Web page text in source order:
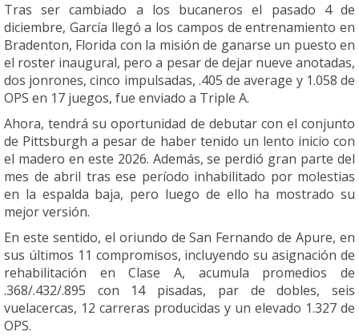
Tras ser cambiado a los bucaneros el pasado 4 de
diciembre, García llegó a los campos de entrenamiento en
Bradenton, Florida con la misión de ganarse un puesto en
el roster inaugural, pero a pesar de dejar nueve anotadas,
dos jonrones, cinco impulsadas, .405 de average y 1.058 de
OPS en 17 juegos, fue enviado a Triple A.
Ahora, tendrá su oportunidad de debutar con el conjunto
de Pittsburgh a pesar de haber tenido un lento inicio con
el madero en este 2026. Además, se perdió gran parte del
mes de abril tras ese período inhabilitado por molestias
en la espalda baja, pero luego de ello ha mostrado su
mejor versión.
En este sentido, el oriundo de San Fernando de Apure, en
sus últimos 11 compromisos, incluyendo su asignación de
rehabilitación en Clase A, acumula promedios de
.368/.432/.895 con 14 pisadas, par de dobles, seis
vuelacercas, 12 carreras producidas y un elevado 1.327 de
OPS.